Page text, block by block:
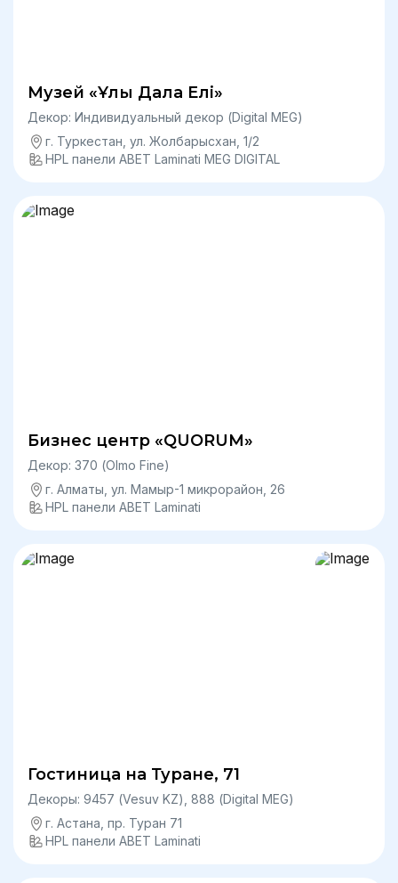
Музей «Ұлы Дала Елі»
Декор: Индивидуальный декор (Digital MEG)
г. Туркестан, ​ул. Жолбарысхан, 1/2
HPL панели ABET Laminati MEG DIGITAL
Бизнес центр «QUORUM»
Декор: 370 (Olmo Fine)
г. Алматы, ​ул. Мамыр-1 микрорайон, 26
HPL панели ABET Laminati
Гостиница на Туране, 71
Декоры: 9457 (Vesuv KZ), 888 (Digital MEG)
г. Астана, пр. Туран 71
HPL панели ABET Laminati